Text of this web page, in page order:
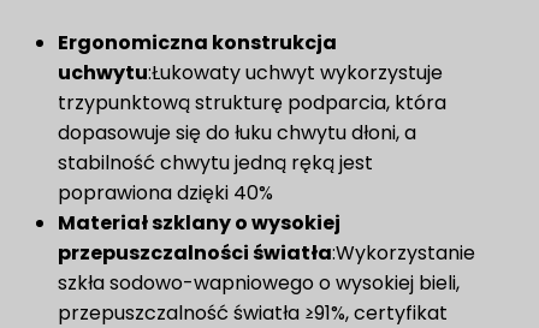
Ergonomiczna konstrukcja
uchwytu:Łukowaty uchwyt wykorzystuje
trzypunktową strukturę podparcia, która
dopasowuje się do łuku chwytu dłoni, a
stabilność chwytu jedną ręką jest
poprawiona dzięki 40%
Materiał szklany o wysokiej
przepuszczalności światła:Wykorzystanie
szkła sodowo-wapniowego o wysokiej bieli,
przepuszczalność światła ≥91%, certyfikat